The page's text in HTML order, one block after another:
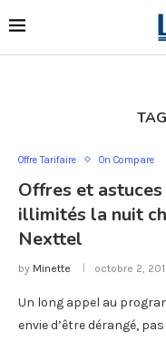
Offre Tarifaire On Compare
Offres et
illimités la nuit
Nexttel
by Minette octobre 2,
Un long appel au
envie d’être dérangé, pas